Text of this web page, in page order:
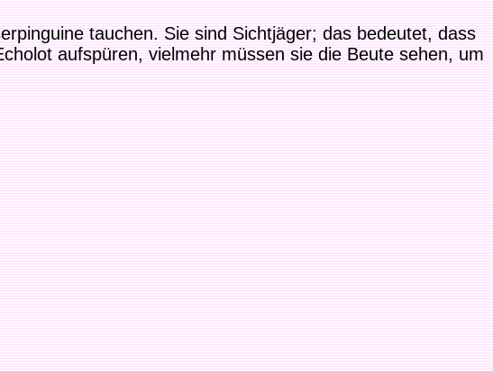
tauchen. Sie sind Sichtjäger; das bedeutet, dass
aufspüren, vielmehr müssen sie die Beute sehen, um